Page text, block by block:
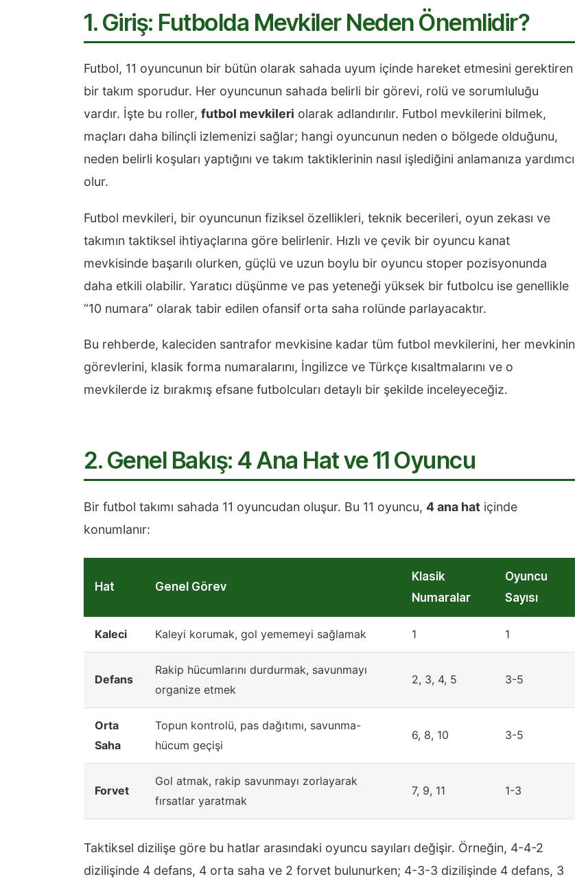
1. Giriş: Futbolda Mevkiler Neden Önemlidir?
Futbol, 11 oyuncunun bir bütün olarak sahada uyum içinde hareket etmesini gerektiren
bir takım sporudur. Her oyuncunun sahada belirli bir görevi, rolü ve sorumluluğu
vardır. İşte bu roller, futbol mevkileri olarak adlandırılır. Futbol mevkilerini bilmek,
maçları daha bilinçli izlemenizi sağlar; hangi oyuncunun neden o bölgede olduğunu,
neden belirli koşuları yaptığını ve takım taktiklerinin nasıl işlediğini anlamanıza yardımcı
olur.
Futbol mevkileri, bir oyuncunun fiziksel özellikleri, teknik becerileri, oyun zekası ve
takımın taktiksel ihtiyaçlarına göre belirlenir. Hızlı ve çevik bir oyuncu kanat
mevkisinde başarılı olurken, güçlü ve uzun boylu bir oyuncu stoper pozisyonunda
daha etkili olabilir. Yaratıcı düşünme ve pas yeteneği yüksek bir futbolcu ise genellikle
“10 numara” olarak tabir edilen ofansif orta saha rolünde parlayacaktır.
Bu rehberde, kaleciden santrafor mevkisine kadar tüm futbol mevkilerini, her mevkinin
görevlerini, klasik forma numaralarını, İngilizce ve Türkçe kısaltmalarını ve o
mevkilerde iz bırakmış efsane futbolcuları detaylı bir şekilde inceleyeceğiz.
2. Genel Bakış: 4 Ana Hat ve 11 Oyuncu
Bir futbol takımı sahada 11 oyuncudan oluşur. Bu 11 oyuncu, 4 ana hat içinde
konumlanır:
Hat Genel Görev
Klasik
Numaralar
Oyuncu
Sayısı
Kaleci Kaleyi korumak, gol yememeyi sağlamak 1 1
Defans
Rakip hücumlarını durdurmak, savunmayı
organize etmek
2, 3, 4, 5 3-5
Orta
Saha
Topun kontrolü, pas dağıtımı, savunma-
hücum geçişi
6, 8, 10 3-5
Forvet
Gol atmak, rakip savunmayı zorlayarak
fırsatlar yaratmak
7, 9, 11 1-3
Taktiksel dizilişe göre bu hatlar arasındaki oyuncu sayıları değişir. Örneğin, 4-4-2
dizilişinde 4 defans, 4 orta saha ve 2 forvet bulunurken; 4-3-3 dizilişinde 4 defans, 3